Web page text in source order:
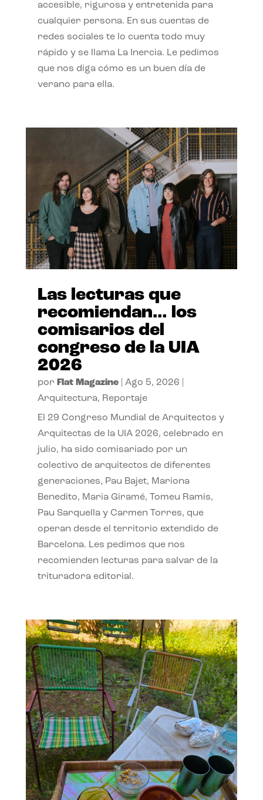
accesible, rigurosa y entretenida para
cualquier persona. En sus cuentas de
redes sociales te lo cuenta todo muy
rápido y se llama La Inercia. Le pedimos
que nos diga cómo es un buen día de
verano para ella.
Las lecturas que
recomiendan… los
comisarios del
congreso de la UIA
2026
por Flat Magazine| Ago 5, 2026
Arquitectura, Reportaje
El 29 Congreso Mundial de Arquitectos y
Arquitectas de la UIA 2026, celebrado en
julio, ha sido comisariado por un
colectivo de arquitectos de diferentes
generaciones, Pau Bajet, Mariona
Benedito, Maria Giramé, Tomeu Ramis,
Pau Sarquella y Carmen Torres, que
operan desde el territorio extendido de
Barcelona. Les pedimos que nos
recomienden lecturas para salvar de la
trituradora editorial.